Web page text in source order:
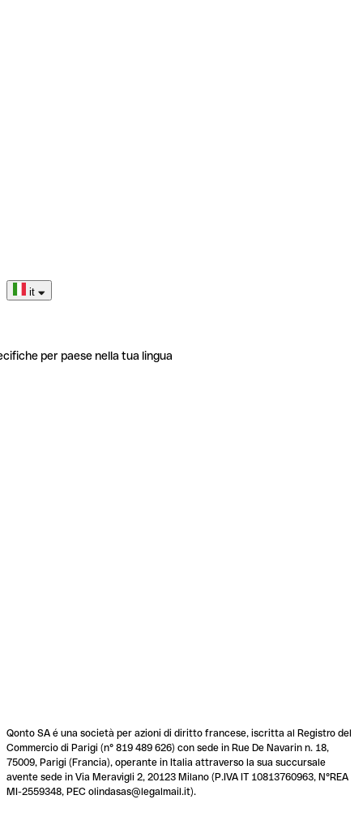
it
per paese nella tua lingua
Qonto SA é una società per azioni di diritto francese, iscritta al Registro del
Commercio di Parigi (n° 819 489 626) con sede in Rue De Navarin n. 18,
75009, Parigi (Francia), operante in Italia attraverso la sua succursale
avente sede in Via Meravigli 2, 20123 Milano (P.IVA IT 10813760963, N°REA
MI-2559348, PEC olindasas@legalmail.it).